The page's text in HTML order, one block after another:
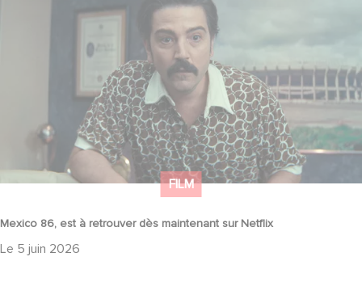
FILM
Mexico 86, est à retrouver dès maintenant sur Netflix
Le 5 juin 2026